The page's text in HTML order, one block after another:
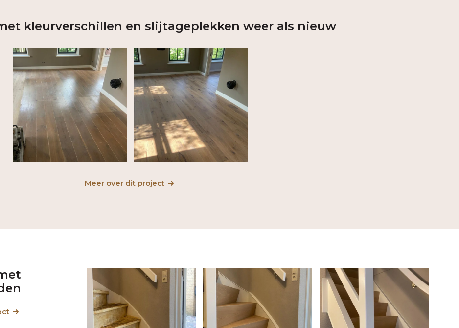
kleurverschillen en slijtageplekken weer als nieuw
Meer over dit project